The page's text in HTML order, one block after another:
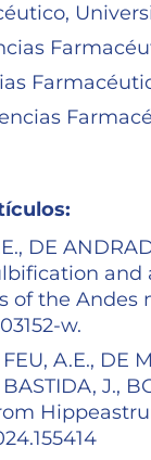
DE
and
of the Andes
w.
A.E., DE
BASTIDA, J.,